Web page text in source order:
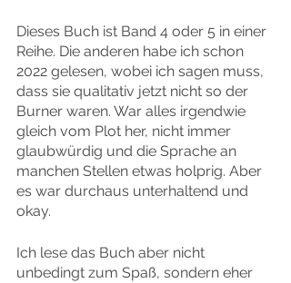
Dieses Buch ist Band 4 oder 5 in einer
Reihe. Die anderen habe ich schon
2022 gelesen, wobei ich sagen muss,
dass sie qualitativ jetzt nicht so der
Burner waren. War alles irgendwie
gleich vom Plot her, nicht immer
glaubwürdig und die Sprache an
manchen Stellen etwas holprig. Aber
es war durchaus unterhaltend und
okay.
Ich lese das Buch aber nicht
unbedingt zum Spaß, sondern eher